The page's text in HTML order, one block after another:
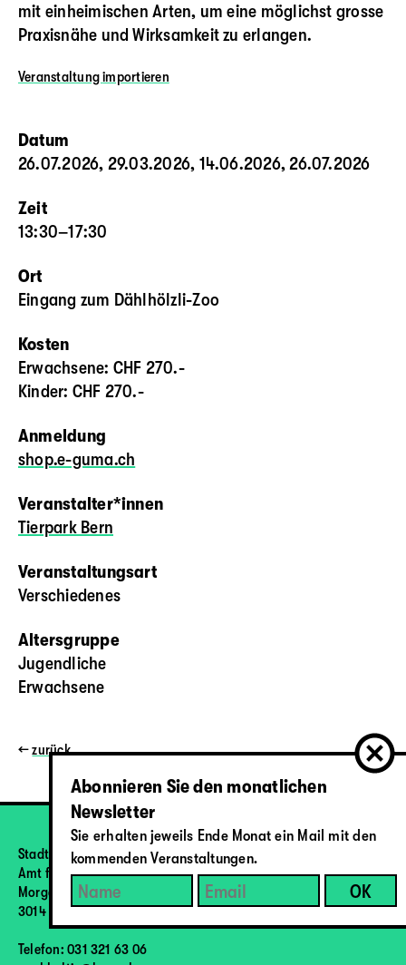
mit einheimischen Arten, um eine möglichst grosse
Praxisnähe und Wirksamkeit zu erlangen.
Veranstaltungimportieren
Datum
26.07.2026, 29.03.2026, 14.06.2026, 26.07.2026
Zeit
13:30–17:30
Ort
Eingang zum Dählhölzli-Zoo
Kosten
Erwachsene: CHF 270.-
Kinder: CHF 270.-
Anmeldung
shop.e-guma.ch
Veranstalter*innen
Tierpark Bern
Veranstaltungsart
Verschiedenes
Altersgruppe
Jugendliche
Erwachsene
←zurück
Stadt Bern
Amt für Umweltschutz
Morgartenstrasse 2a
3014 Bern
Telefon: 031 321 63 06
Abonnieren Sie den monatlichen
Newsletter
Sie erhalten jeweils Ende Monat ein Mail mit den
kommenden Veranstaltungen.